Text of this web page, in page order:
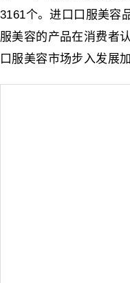
3161个。进口口服美容
服美容的产品在消费者
口服美容市场步入发展加